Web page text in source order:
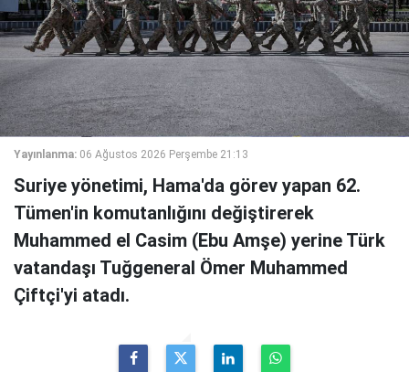
Yayınlanma: 06 Ağustos 2026 Perşembe 21:13
Suriye yönetimi, Hama'da görev yapan 62.
Tümen'in komutanlığını değiştirerek
Muhammed el Casim (Ebu Amşe) yerine Türk
vatandaşı Tuğgeneral Ömer Muhammed
Çiftçi'yi atadı.